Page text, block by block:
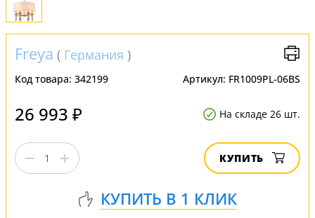
Freya ( Германия )
Код товара: 342199 Артикул: FR1009PL-06BS
26 993 ₽ На складе 26 шт.
КУПИТЬ